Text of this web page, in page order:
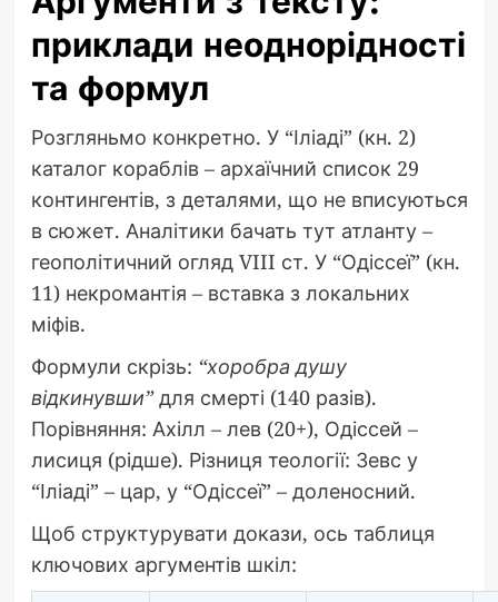
приклади неоднорідності
та формул
Розгляньмо конкретно. У “Іліаді” (кн. 2)
каталог кораблів – архаїчний список 29
контингентів, з деталями, що не вписуються
в сюжет. Аналітики бачать тут атланту –
геополітичний огляд VIII ст. У “Одіссеї” (кн.
11) некромантія – вставка з локальних
міфів.
Формули скрізь: “хоробра душу
відкинувши”для смерті (140 разів).
Порівняння: Ахілл – лев (20+), Одіссей –
лисиця (рідше). Різниця теології: Зевс у
“Іліаді” – цар, у “Одіссеї” – доленосний.
Щоб структурувати докази, ось таблиця
ключових аргументів шкіл: